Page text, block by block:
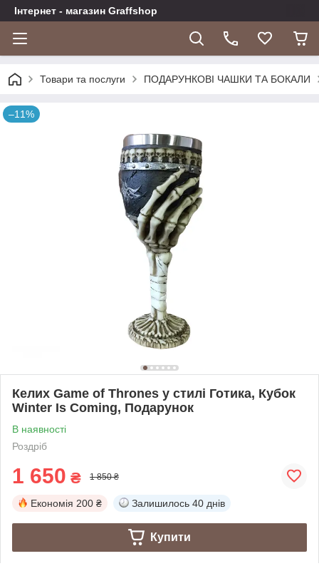
Інтернет - магазин Graffshop
Товари та послуги ПОДАРУНКОВІ ЧАШКИ ТА БОКАЛИ
–11%
Келих Game of Thrones у стилі Готика, Кубок
Winter Is Coming, Подарунок
В наявності
Роздріб
1 650 ₴ 1 850 ₴
Економія 200 ₴ Залишилось 40 днів
Купити